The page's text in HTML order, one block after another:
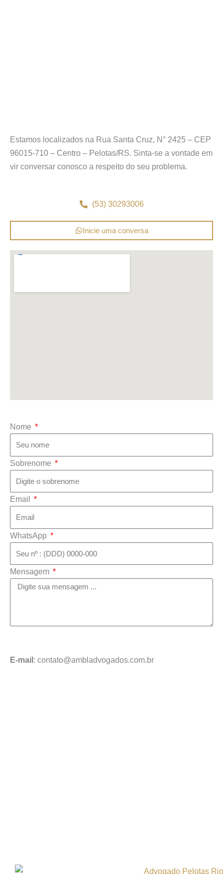
Estamos localizados na Rua Santa Cruz, N° 2425 – CEP
96015-710 – Centro – Pelotas/RS. Sinta-se a vontade em
vir conversar conosco a respeito do seu problema.
(53) 30293006
Inicie uma conversa
Nome
Sobrenome
Email
WhatsApp
Mensagem
E-mail : contato@ambladvogados.com.br